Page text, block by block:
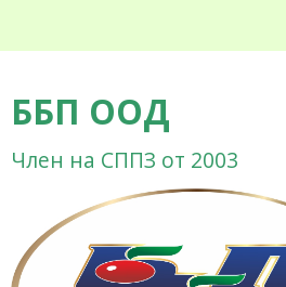
ББП ООД
Член на СППЗ от 2003